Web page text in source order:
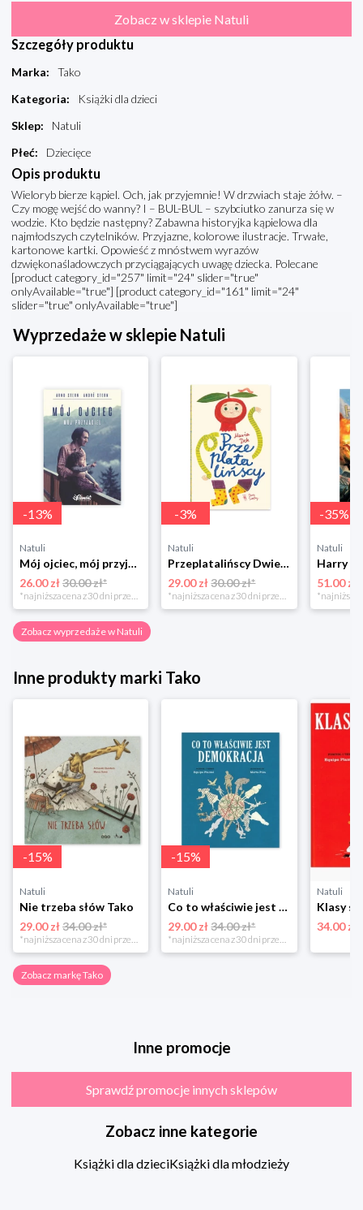
Zobacz w sklepie Natuli
Szczegóły produktu
Marka:
Tako
Kategoria:
Książki dla dzieci
Sklep:
Natuli
Płeć: Dziecięce
Opis produktu
Wieloryb bierze kąpiel. Och, jak przyjemnie! W drzwiach staje żółw. –
Czy mogę wejść do wanny? I – BUL-BUL – szybciutko zanurza się w
wodzie. Kto będzie następny? Zabawna historyjka kąpielowa dla
najmłodszych czytelników. Przyjazne, kolorowe ilustracje. Trwałe,
kartonowe kartki. Opowieść z mnóstwem wyrazów
dzwiękonaśladowczych przyciągających uwagę dziecka. Polecane
[product category_id="257" limit="24" slider="true"
onlyAvailable="true"] [product category_id="161" limit="24"
slider="true" onlyAvailable="true"]
Wyprzedaże w sklepie Natuli
-13%
Natuli
Mój ojciec, mój przyjaciel Element
26.00 zł30.00 zł*
*najniższa cena z 30 dni przed obniżką
-3%
Natuli
Przeplatalińscy Dwie siostry
29.00 zł 30.00 zł*
*najniższa cena z 30 dni przed obniżką
-35%
Natuli
51.00 zł
Zobacz wyprzedaże w Natuli
Inne produkty marki Tako
-15%
Natuli
Nie trzeba słów Tako
29.00 zł34.00 zł*
-15%
Natuli
Co to właściwie jest demokracja Tako
29.00 zł 34.00 zł*
Natuli
34.00 zł
Zobacz markę Tako
Inne promocje
Sprawdź promocje innych sklepów
Zobacz inne kategorie
Książki dla dzieciKsiążki dla młodzieży